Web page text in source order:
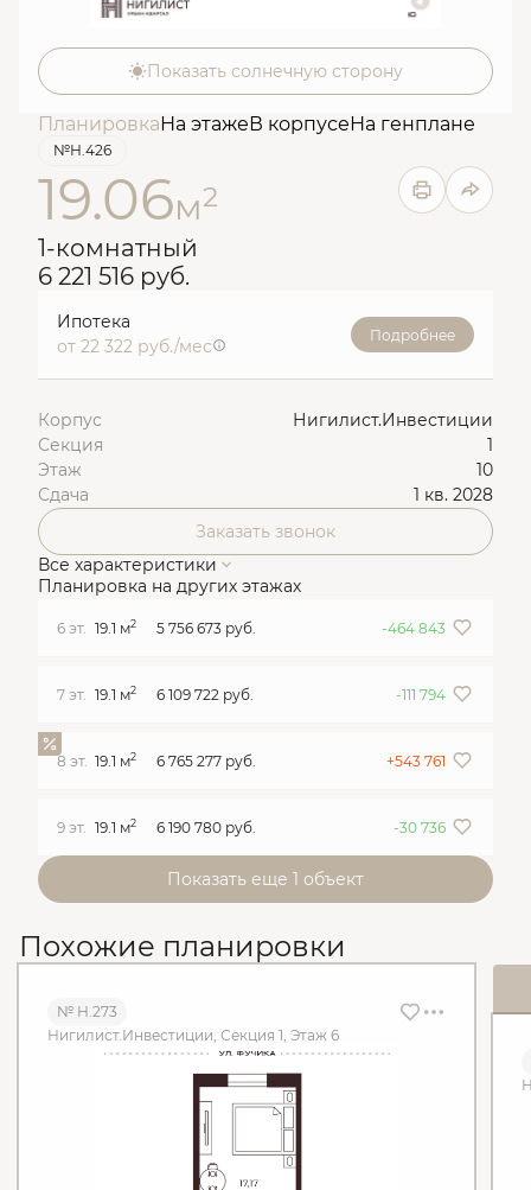
Показать солнечную сторону
ПланировкаНа этажеВ корпусеНа генплане
№Н.426
19.06м2
1-комнатный
6 221 516 руб.
Ипотека
от 22 322 руб./мес
Подробнее
Корпус
Нигилист.Инвестиции
Секция
1
Этаж
10
Сдача
1 кв. 2028
Заказать звонок
Все характеристики
Планировка на других этажах
6 эт. 19.1 м2 5 756 673 руб. -464 843
7 эт. 19.1 м2 6 109 722 руб. -111 794
8 эт. 19.1 м2 6 765 277 руб. +543 761
9 эт. 19.1 м2 6 190 780 руб. -30 736
Показать еще 1 объект
Похожие планировки
№ Н.273
Нигилист.Инвестиции, Секция 1, Этаж 6